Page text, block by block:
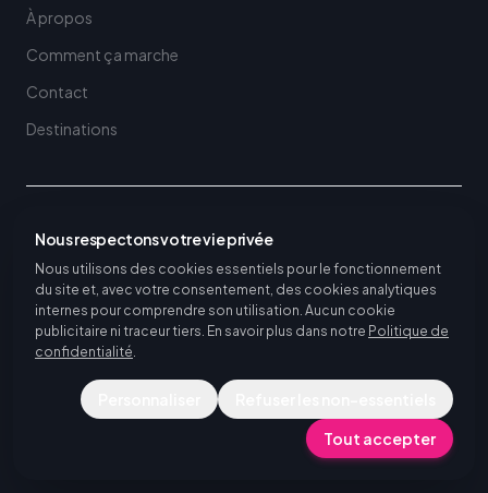
Nous respectons votre vie privée
Nous utilisons des cookies essentiels pour le fonctionnement
du site et, avec votre consentement, des cookies analytiques
internes pour comprendre son utilisation. Aucun cookie
publicitaire ni traceur tiers. En savoir plus dans notre Politique de
confidentialité.
Tout accepter
À propos
Comment ça marche
Contact
Destinations
UNIVERSITÉS
Voir toutes les destinations
Voir toutes les destinations de stage
Conditions d'utilisation